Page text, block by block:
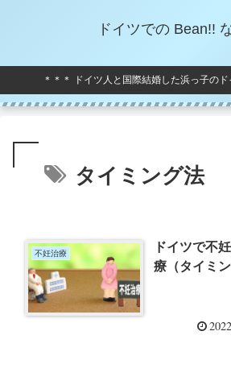
ドイツでの Bean!!
＊＊＊ ドイツ人と国際結婚した浜っ子の
タイミング法
不妊治療
ドイツで不
療（タイミ